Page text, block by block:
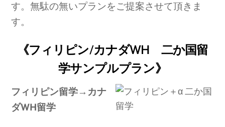
す。無駄の無いプランをご提案させて頂きま
す。
《フィリピン/カナダWH 二か国留
学サンプルプラン》
フィリピン留学→カナ
ダWH留学